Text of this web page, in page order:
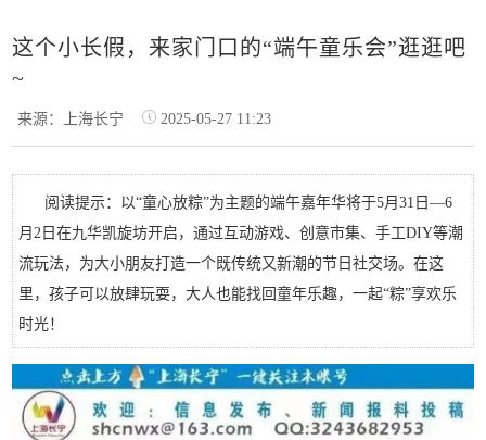
这个小长假，来家门口的“端午童乐会”逛逛吧
~
来源：上海长宁 2025-05-27 11:23
阅读提示：以“童心放粽”为主题的端午嘉年华将于5月31日—6
月2日在九华凯旋坊开启，通过互动游戏、创意市集、手工DIY等潮
流玩法，为大小朋友打造一个既传统又新潮的节日社交场。在这
里，孩子可以放肆玩耍，大人也能找回童年乐趣，一起“粽”享欢乐
时光！